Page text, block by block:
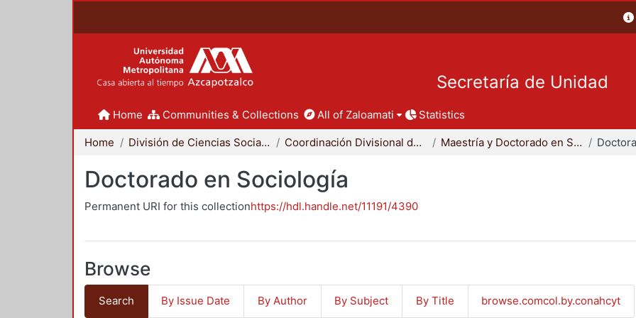
Secretaría de Unidad
Home Communities & Collections All of Zaloamati Statistics
Home División de Ciencias Sociales y Humanidades Coordinación Divisional de Posgrado Maestría y Doctorado en Sociología
Doctorado en Sociología
Permanent URI for this collectionhttps://hdl.handle.net/11191/4390
Browse
Search By Issue Date By Author By Subject By Title browse.comcol.by.conahcyt